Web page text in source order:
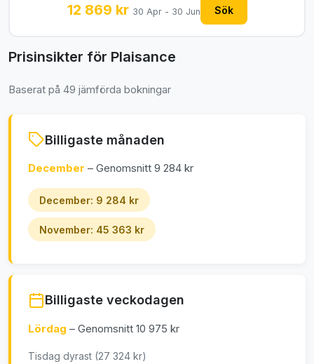
12 869 kr 30 Apr - 30 Jun Sök
Prisinsikter för Plaisance
Baserat på 49 jämförda bokningar
Billigaste månaden
December – Genomsnitt 9 284 kr
December: 9 284 kr
November: 45 363 kr
Billigaste veckodagen
Lördag – Genomsnitt 10 975 kr
Tisdag dyrast (27 324 kr)